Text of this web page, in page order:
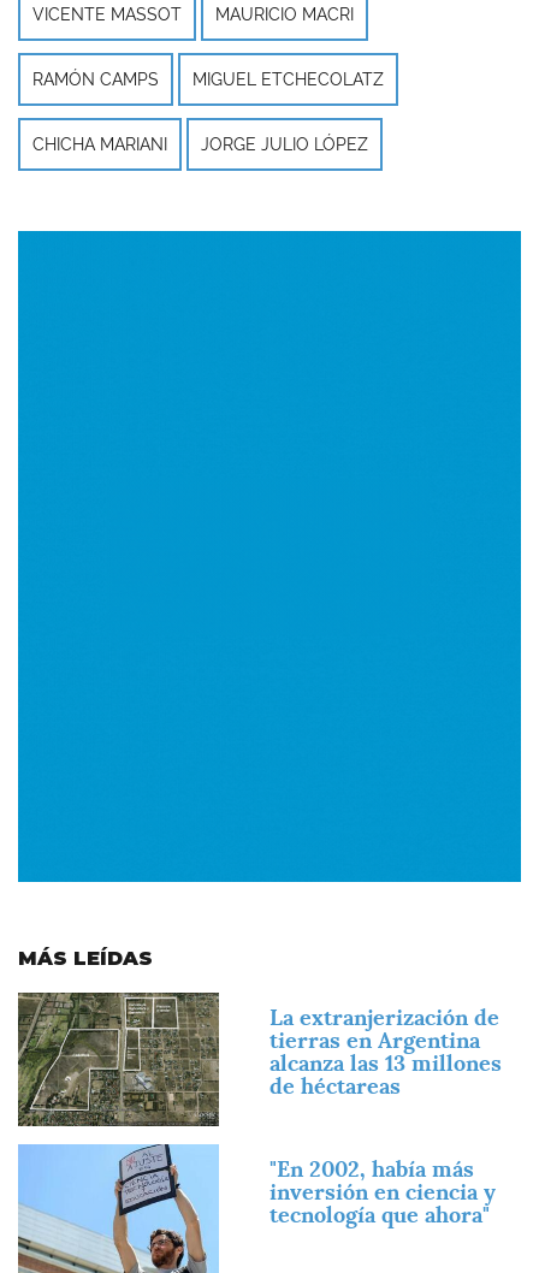
VICENTE MASSOT MAURICIO MACRI
RAMÓN CAMPS MIGUEL ETCHECOLATZ
CHICHA MARIANI JORGE JULIO LÓPEZ
MÁS LEÍDAS
Imagen
La extranjerización de
tierras en Argentina
alcanza las 13 millones
de héctareas
"En 2002, había más
inversión en ciencia y
tecnología que ahora"